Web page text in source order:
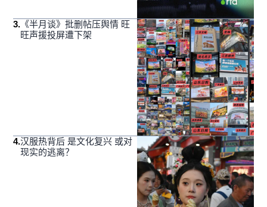
3. 《半月谈》批删帖压舆情 旺
旺声援投屏遭下架
4.汉服热背后 是文化复兴 或对
现实的逃离？